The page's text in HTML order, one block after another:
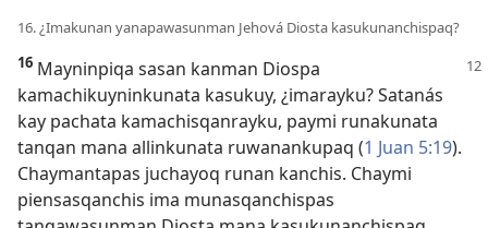
16. ¿Imakunan yanapawasunman Jehová Diosta kasukunanchispaq?
16 Mayninpiqa sasan kanman Diospa
kamachikuyninkunata kasukuy, ¿imarayku? Satanás
kay pachata kamachisqanrayku, paymi runakunata
tanqan mana allinkunata ruwanankupaq (1 Juan 5:19).
Chaymantapas juchayoq runan kanchis. Chaymi
piensasqanchis ima munasqanchispas